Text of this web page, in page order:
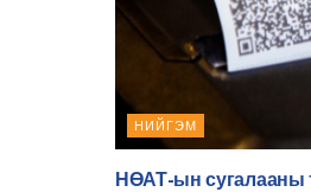
НИЙГЭМ
НӨАТ-ын сугалааны